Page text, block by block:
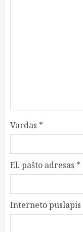
Vardas *
El. pašto adresas *
Interneto puslapis